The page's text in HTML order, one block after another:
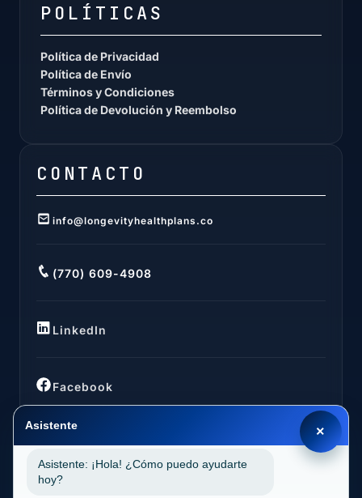
POLÍTICAS
Política de Privacidad
Política de Envío
Términos y Condiciones
Política de Devolución y Reembolso
CONTACTO
info@longevityhealthplans.co
(770) 609-4908
LinkedIn
Facebook
UBICACIONES
×
Asistente
Asistente: ¡Hola! ¿Cómo puedo ayudarte
hoy?